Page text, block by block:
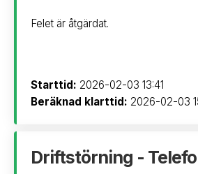
Felet är åtgärdat.
Starttid: 2026-02-03 13:41
Beräknad klarttid: 2026-02-03
Driftstörning -